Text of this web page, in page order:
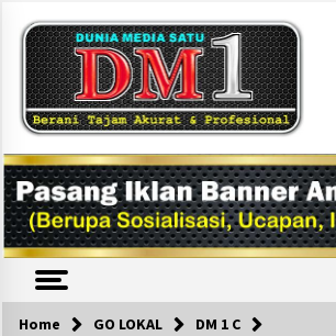
content
DM1
Home GO LOKAL DM 1 C